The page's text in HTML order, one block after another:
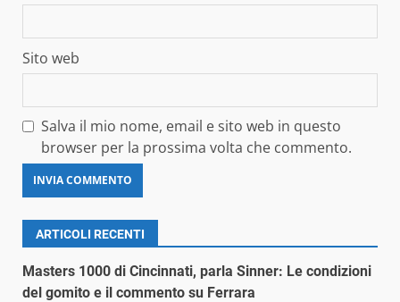
Sito web
Salva il mio nome, email e sito web in questo
browser per la prossima volta che commento.
ARTICOLI RECENTI
Masters 1000 di Cincinnati, parla Sinner: Le condizioni
del gomito e il commento su Ferrara